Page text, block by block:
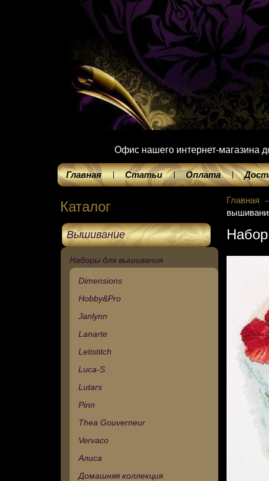
Офис нашего интернет-магазина
Главная Статьи Оплата
Каталог
Вышивание
Наборы для вышивания
Dimensions
Hobby&Pro
Janlynn
Lanarte
Letistitch
Luca-S
Lutars
Pinn
Thea Gouverneur
Vervaco
Алиса
Домашняя коллекция
Главная